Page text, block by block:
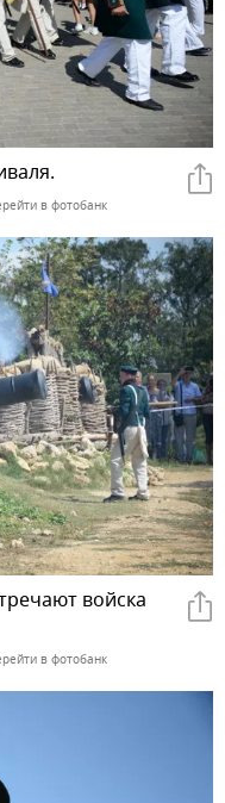
в фотобанк
войска
в фотобанк